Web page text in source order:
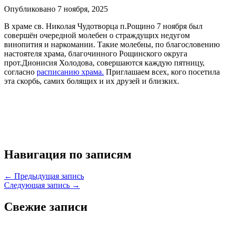
Опубликовано 7 ноября, 2025
В храме св. Николая Чудотворца п.Рощино 7 ноября был
совершён очередной молебен о страждущих недугом
винопития и наркомании. Такие молебны, по благословению
настоятеля храма, благочинного Рощинского округа
прот.Дионисия Холодова, совершаются каждую пятницу,
согласно расписанию храма. Приглашаем всех, кого посетила
эта скорбь, самих болящих и их друзей и близких.
Навигация по записям
← Предыдущая запись
Следующая запись →
Свежие записи